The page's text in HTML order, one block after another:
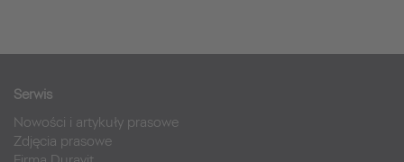
Serwis
Nowości i artykuły prasowe
Zdjęcia prasowe